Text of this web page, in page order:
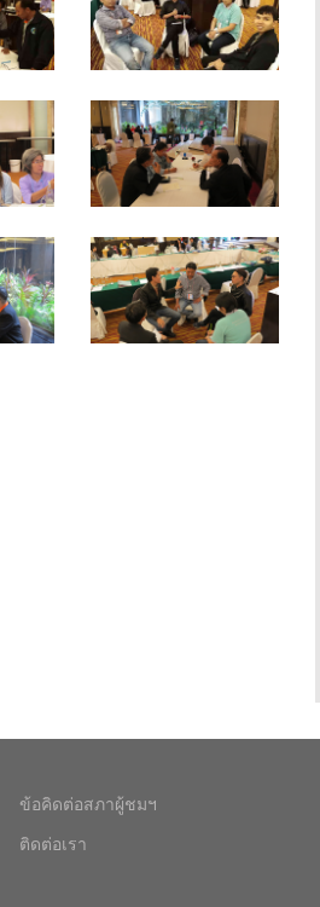
ข้อคิดต่อสภาผู้ชมฯ
ติดต่อเรา